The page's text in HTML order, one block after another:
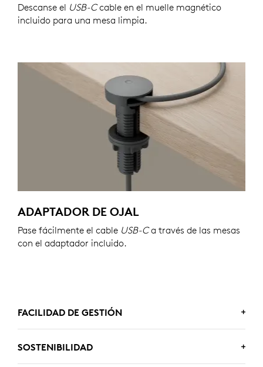
Descanse el USB-Ccable en el muelle magnético
incluido para una mesa limpia.
ADAPTADOR DE OJAL
Pase fácilmente el cable USB-Ca través de las mesas
con el adaptador incluido.
FACILIDAD DE GESTIÓN
SOSTENIBILIDAD